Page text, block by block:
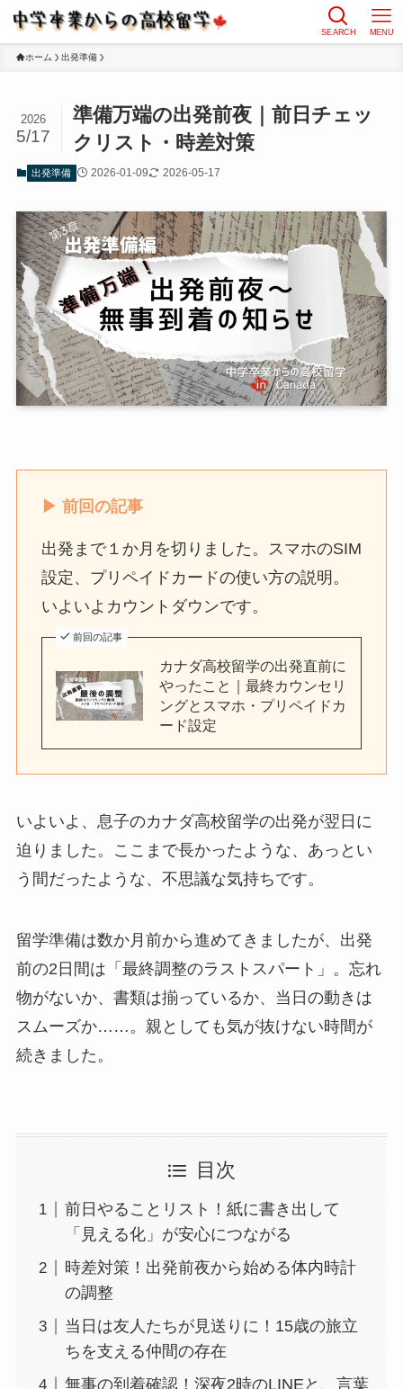
SEARCH MENU
ホーム 出発準備
準備万端の出発前夜｜前日チェッ
クリスト・時差対策
2026
5/17
出発準備 2026-01-09 2026-05-17
▶ 前回の記事
出発まで１か月を切りました。スマホのSIM
設定、プリペイドカードの使い方の説明。
いよいよカウントダウンです。
前回の記事
カナダ高校留学の出発直前に
やったこと｜最終カウンセリ
ングとスマホ・プリペイドカ
ード設定
いよいよ、息子のカナダ高校留学の出発が翌日に
迫りました。ここまで長かったような、あっとい
う間だったような、不思議な気持ちです。
留学準備は数か月前から進めてきましたが、出発
前の2日間は「最終調整のラストスパート」。忘れ
物がないか、書類は揃っているか、当日の動きは
スムーズか……。親としても気が抜けない時間が
続きました。
目次
前日やることリスト！紙に書き出して
「見える化」が安心につながる
時差対策！出発前夜から始める体内時計
の調整
当日は友人たちが見送りに！15歳の旅立
ちを支える仲間の存在
無事の到着確認！深夜2時のLINEと、言葉